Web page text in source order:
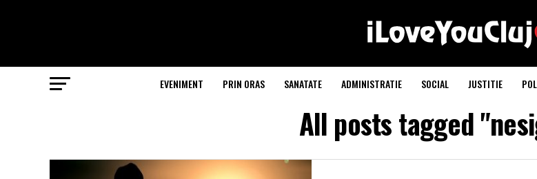
EVENIMENT PRIN ORAS SANATATE ADMINISTRATIE SOCIAL JUSTITIE
All posts tagged